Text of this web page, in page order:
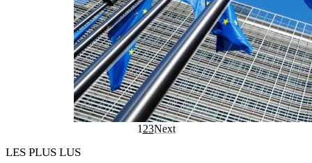
1 23Next
LES PLUS LUS